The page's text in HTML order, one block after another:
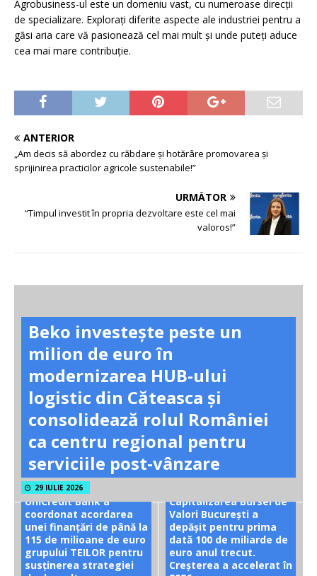
Agrobusiness-ul este un domeniu vast, cu numeroase direcții
de specializare. Explorați diferite aspecte ale industriei pentru a
găsi aria care vă pasionează cel mai mult și unde puteți aduce
cea mai mare contribuție.
ANTERIOR
„Am decis să abordez cu răbdare și hotărâre promovarea și
sprijinirea practicilor agricole sustenabile!”
URMĂTOR
“Timpul investit în propria dezvoltare este cel mai
valoros!”
Beko investește peste un
milion de euro în
modernizarea HUB-ului
logistic din Căteasca și
consolidează rolul României
ca centru regional pentru
serviciile post-vânzare
29 IULIE 2026
UniCredit Bank a
coordonat acordarea
unei finanțări de până la
115 de milioane de euro
grupului TEILOR pentru
susținerea strategiei
Capitalizarea Bursei de
Valori București a
depășit pentru prima
dată 100 de miliarde de
euro anul trecut.
Creșterea a accelerat în